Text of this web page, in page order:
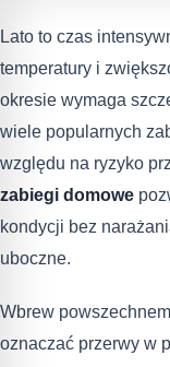
Lato to czas
temperatury i
okresie wymaga
wiele popularnych
względu na ryzyko
zabiegi domowe
kondycji bez
uboczne.
Wbrew
oznaczać przerwy w